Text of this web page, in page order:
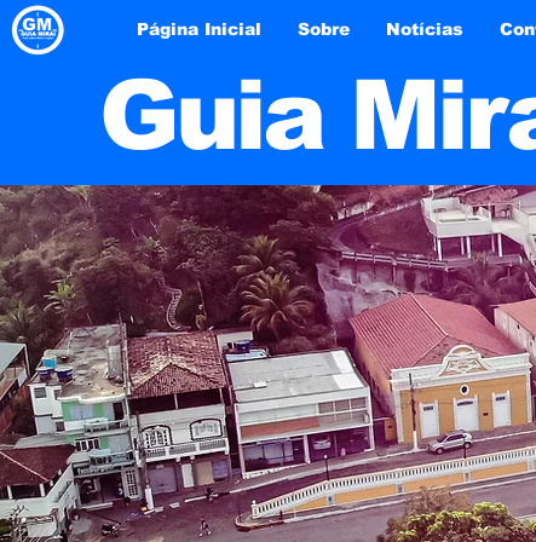
Página Inicial Sobre Notícias
Guia